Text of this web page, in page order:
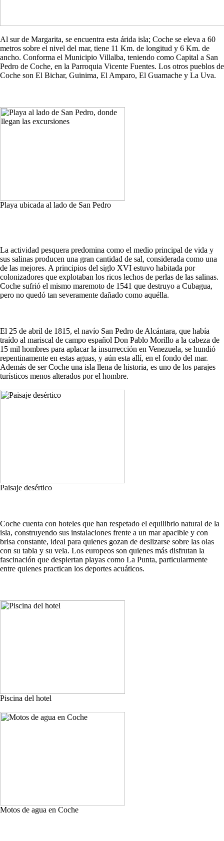
Al sur de Margarita, se encuentra esta árida isla; Coche se eleva a 60
metros sobre el nivel del mar, tiene 11 Km. de longitud y 6 Km. de
ancho. Conforma el Municipio Villalba, teniendo como Capital a San
Pedro de Coche, en la Parroquia Vicente Fuentes. Los otros pueblos de
Coche son El Bichar, Guinima, El Amparo, El Guamache y La Uva.
Playa ubicada al lado de San Pedro
La actividad pesquera predomina como el medio principal de vida y
sus salinas producen una gran cantidad de sal, considerada como una
de las mejores. A principios del siglo XVI estuvo habitada por
colonizadores que explotaban los ricos lechos de perlas de las salinas.
Coche sufrió el mismo maremoto de 1541 que destruyo a Cubagua,
pero no quedó tan severamente dañado como aquélla.
El 25 de abril de 1815, el navío San Pedro de Alcántara, que había
traído al mariscal de campo español Don Pablo Morillo a la cabeza de
15 mil hombres para aplacar la insurrección en Venezuela, se hundió
repentinamente en estas aguas, y aún esta allí, en el fondo del mar.
Además de ser Coche una isla llena de historia, es uno de los parajes
turísticos menos alterados por el hombre.
Paisaje desértico
Coche cuenta con hoteles que han respetado el equilibrio natural de la
isla, construyendo sus instalaciones frente a un mar apacible y con
brisa constante, ideal para quienes gozan de deslizarse sobre las olas
con su tabla y su vela. Los europeos son quienes más disfrutan la
fascinación que despiertan playas como La Punta, particularmente
entre quienes practican los deportes acuáticos.
Piscina del hotel
Motos de agua en Coche